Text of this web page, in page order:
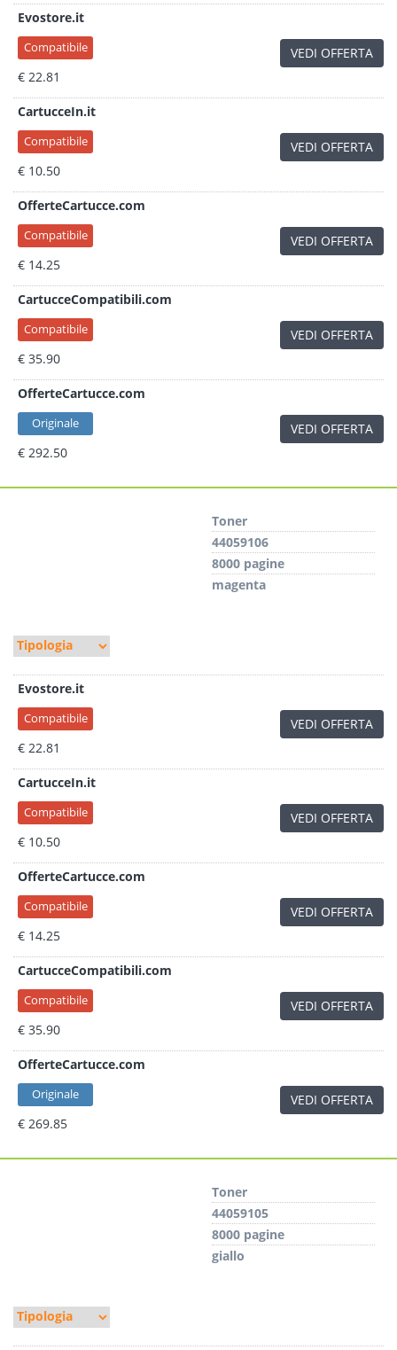
Evostore.it
Compatibile
€ 22.81
VEDI OFFERTA
CartucceIn.it
Compatibile
€ 10.50
VEDI OFFERTA
OfferteCartucce.com
Compatibile
€ 14.25
VEDI OFFERTA
CartucceCompatibili.com
Compatibile
€ 35.90
VEDI OFFERTA
OfferteCartucce.com
Originale
€ 292.50
VEDI OFFERTA
Toner
44059106
8000 pagine
magenta
Evostore.it
Compatibile
€ 22.81
VEDI OFFERTA
CartucceIn.it
Compatibile
€ 10.50
VEDI OFFERTA
OfferteCartucce.com
Compatibile
€ 14.25
VEDI OFFERTA
CartucceCompatibili.com
Compatibile
€ 35.90
VEDI OFFERTA
OfferteCartucce.com
Originale
€ 269.85
VEDI OFFERTA
Toner
44059105
8000 pagine
giallo